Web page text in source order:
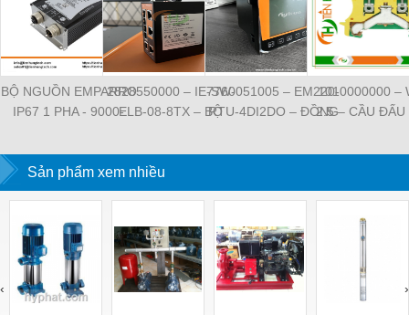
BỘ NGUỒN EMPARRO
IP67 1 PHA - 9000-
EMPARRO IP67
POWER SUPPLY 1-
PHASE
2828550000 – IE-SW-
ELB-08-8TX – BỘ
RJ45 – WEIDMULLER
7760051005 – EM220-
RTU-4DI2DO – ĐỒNG
ĐO ĐIỆN ÁP –
1010000000 –
2.5 – CẦU ĐẤU
Sản phẩm xem nhiều
‹ ›